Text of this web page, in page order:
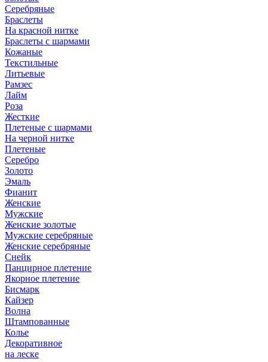
Серебряные
Браслеты
На красной нитке
Браслеты с шармами
Кожаные
Текстильные
Литьевые
Рамзес
Лайм
Роза
Жесткие
Плетеные с шармами
На черной нитке
Плетеные
Серебро
Золото
Эмаль
Фианит
Женские
Мужские
Женские золотые
Мужские серебряные
Женские серебряные
Снейк
Панцирное плетение
Якорное плетение
Бисмарк
Кайзер
Волна
Штампованные
Колье
Декоративное
на леске